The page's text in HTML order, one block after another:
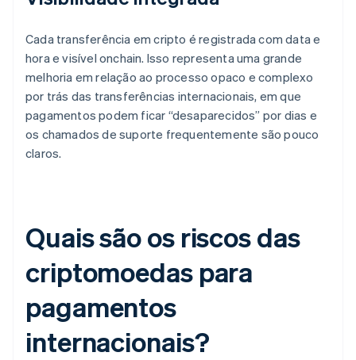
Cada transferência em cripto é registrada com data e
hora e visível onchain. Isso representa uma grande
melhoria em relação ao processo opaco e complexo
por trás das transferências internacionais, em que
pagamentos podem ficar “desaparecidos” por dias e
os chamados de suporte frequentemente são pouco
claros.
Quais são os riscos das
criptomoedas para
pagamentos
internacionais?